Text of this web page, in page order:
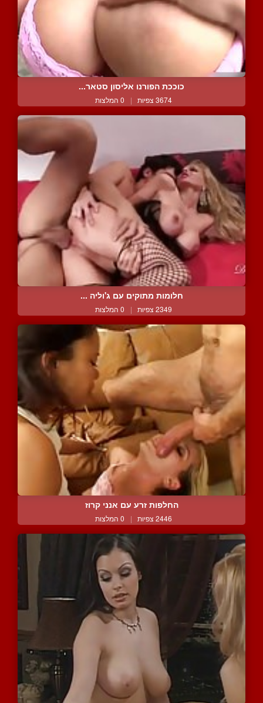
כוככת הפורנו אליסון סטאר...
3674 צפיות | 0 המלצות
חלומות מתוקים עם ג'וליה ...
2349 צפיות | 0 המלצות
החלפות זרע עם אנני קרוז
2446 צפיות | 0 המלצות